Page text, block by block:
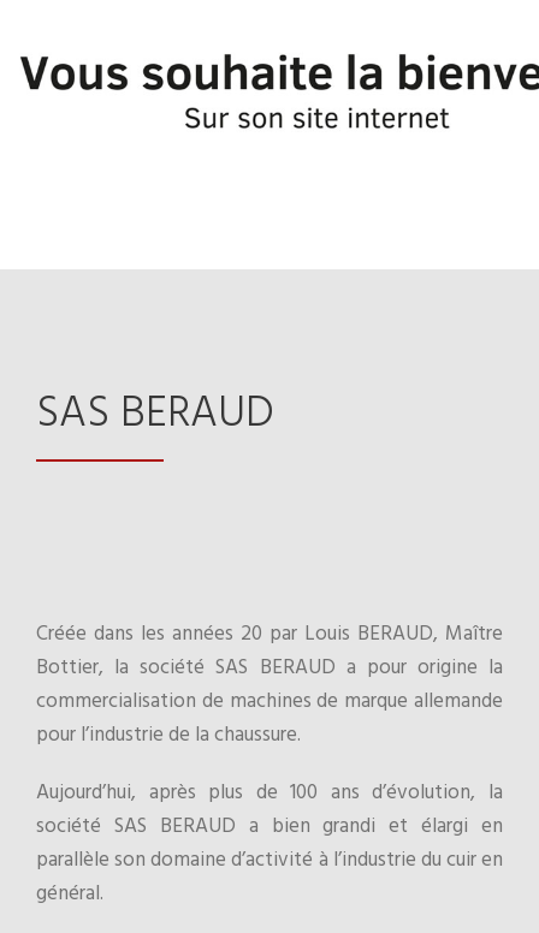
SAS BERAUD
Créée dans les années 20 par Louis BERAUD, Maître
Bottier, la société SAS BERAUD a pour origine la
commercialisation de machines de marque allemande
pour l’industrie de la chaussure.
Aujourd’hui, après plus de 100 ans d’évolution, la
société SAS BERAUD a bien grandi et élargi en
parallèle son domaine d’activité à l’industrie du cuir en
général.